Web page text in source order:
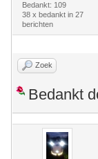
Bedankt: 109
38 x bedankt in 27
berichten
Zoek
Bedankt